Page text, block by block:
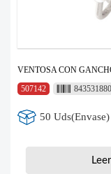
VENTOSA CON
507142
50 Uds(Envase)